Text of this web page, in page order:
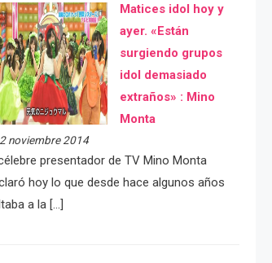
Matices idol hoy y
ayer. «Están
surgiendo grupos
idol demasiado
extraños» : Mino
Monta
noviembre 2014
presentador de TV Mino Monta
hoy lo que desde hace algunos años
a la […]